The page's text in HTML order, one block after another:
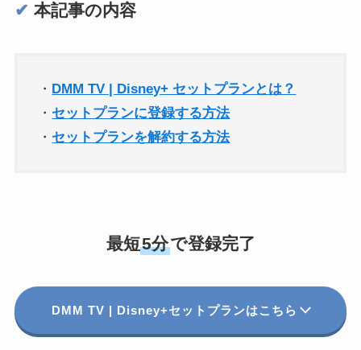
✔︎ 本記事の内容
・ DMM TV | Disney+ セットプランとは？
・ セットプランに登録する方法
・ セットプランを解約する方法
最短5分で登録完了
DMM TV | Disney+セットプランはこちら